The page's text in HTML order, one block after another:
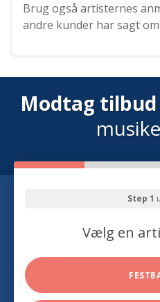
Brug også artisternes
andre kunder har sagt
Modtag tilbud
Step 1
Vælg en